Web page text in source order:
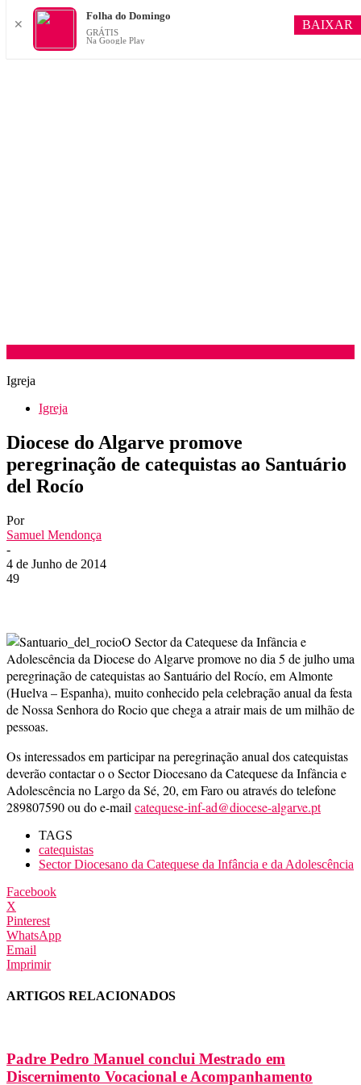
Igreja
Igreja
Diocese do Algarve promove
peregrinação de catequistas ao Santuário
del Rocío
Por
Samuel Mendonça
-
4 de Junho de 2014
49
O Sector da Catequese da Infância e
Adolescência da Diocese do Algarve promove no dia 5 de julho uma
peregrinação de catequistas ao Santuário del Rocío, em Almonte
(Huelva – Espanha), muito conhecido pela celebração anual da festa
de Nossa Senhora do Rocio que chega a atrair mais de um milhão de
pessoas.
Os interessados em participar na peregrinação anual dos catequistas
deverão contactar o o Sector Diocesano da Catequese da Infância e
Adolescência no Largo da Sé, 20, em Faro ou através do telefone
289807590 ou do e-mail catequese-inf-ad@diocese-algarve.pt
TAGS
catequistas
Sector Diocesano da Catequese da Infância e da Adolescência
Facebook
X
Pinterest
WhatsApp
Email
Imprimir
ARTIGOS RELACIONADOS
Padre Pedro Manuel conclui Mestrado em
Discernimento Vocacional e Acompanhamento
✕
Folha do Domingo
GRÁTIS
Na Google Play
BAIXAR